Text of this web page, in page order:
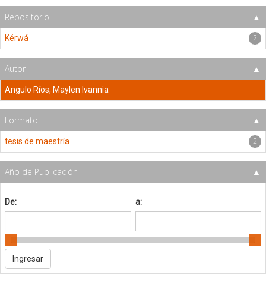
Repositorio
Kérwá 2
Autor
Angulo Ríos, Maylen Ivannia
Formato
tesis de maestría 2
Año de Publicación
De: a: